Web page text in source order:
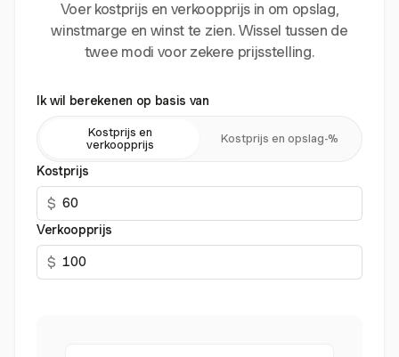
Voer kostprijs en verkoopprijs in om opslag,
winstmarge en winst te zien. Wissel tussen de
twee modi voor zekere prijsstelling.
Ik wil berekenen op basis van
Kostprijs en
verkoopprijs
Kostprijs en opslag-%
Kostprijs
$
Verkoopprijs
$